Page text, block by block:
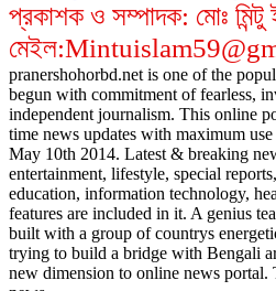
প্রকাশক ও সম্পাদক: মোঃ মিন্টু
pranershohorbd.net is one of the
begun with commitment of fearless,
independent journalism. This online
time news updates with maximum
May 10th 2014. Latest & breaking
entertainment, lifestyle, special
education, information technology,
features are included in it. A genius
built with a group of countrys
trying to build a bridge with Bengali
new dimension to online news portal.